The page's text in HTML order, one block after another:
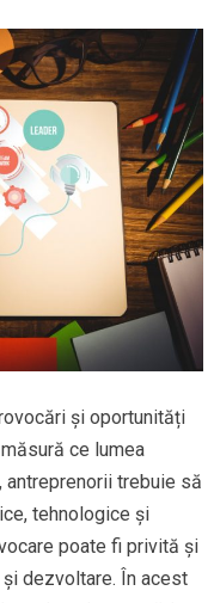
și oportunități
ce lumea
trebuie să
tehnologice și
poate fi privită și
dezvoltare. În acest